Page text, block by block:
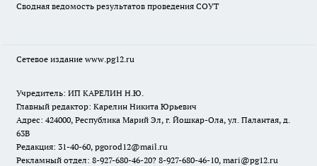
Сводная ведомость результатов проведения СОУТ
Сетевое издание www.pg12.ru
Учредитель: ИП КАРЕЛИН Н.Ю.
Главный редактор: Карелин Никита Юрьевич
Адрес: 424000, Республика Марий Эл, г. Йошкар-Ола, ул. Палантая, д.
63В
Редакция: 31-40-60, pgorod12@mail.ru
Рекламный отдел: 8-927-680-46-20? 8-927-680-46-10, mari@pg12.ru